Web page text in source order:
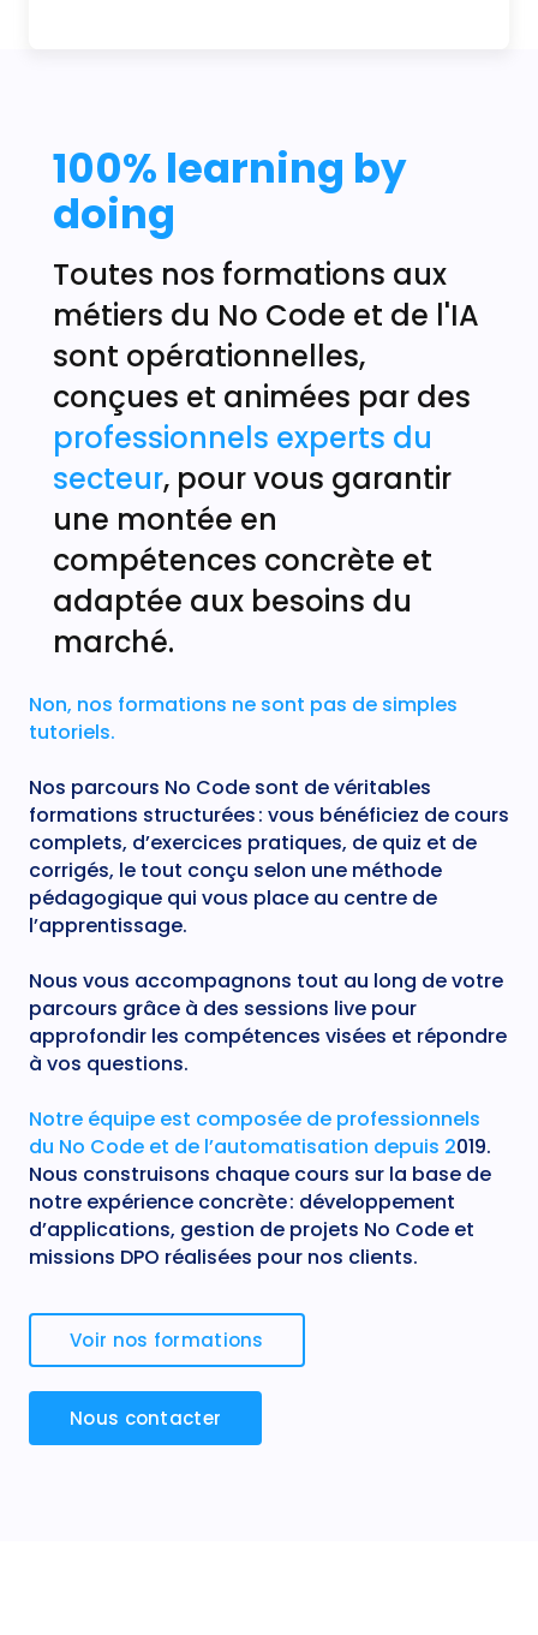
100% learning by
doing
Toutes nos formations aux
métiers du No Code et de l'IA
sont opérationnelles,
conçues et animées par des
professionnels experts du
secteur, pour vous garantir
une montée en
compétences concrète et
adaptée aux besoins du
marché.
Non, nos formations ne sont pas de simples
tutoriels.
Nos parcours No Code sont de véritables
formations structurées : vous bénéficiez de cours
complets, d’exercices pratiques, de quiz et de
corrigés, le tout conçu selon une méthode
pédagogique qui vous place au centre de
l’apprentissage.
Nous vous accompagnons tout au long de votre
parcours grâce à des sessions live pour
approfondir les compétences visées et répondre
à vos questions.
Notre équipe est composée de professionnels
du No Code et de l’automatisation depuis 2019.
Nous construisons chaque cours sur la base de
notre expérience concrète : développement
d’applications, gestion de projets No Code et
missions DPO réalisées pour nos clients.
Voir nos formations
Nous contacter